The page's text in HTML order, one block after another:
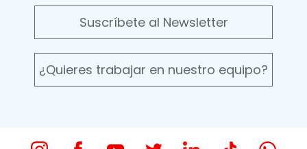
Suscríbete al Newsletter
¿Quieres trabajar en nuestro equipo?